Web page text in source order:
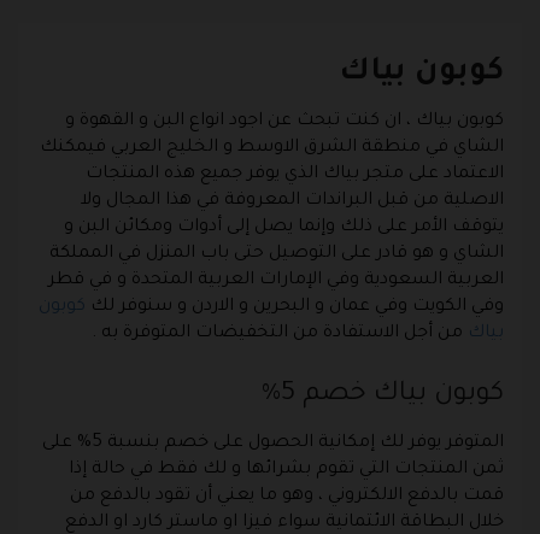
كوبون بياك
كوبون بياك ، ان كنت تبحث عن اجود انواع البن و القهوة و
الشاي في منطقة الشرق الاوسط و الخليج العربي فيمكنك
الاعتماد على متجر بياك الذي يوفر جميع هذه المنتجات
الاصلية من قبل البراندات المعروفة في هذا المجال ولا
يتوقف الأمر على ذلك وإنما يصل إلى أدوات ومكائن البن و
الشاي و هو قادر على التوصيل حتى باب المنزل في المملكة
العربية السعودية وفي الإمارات العربية المتحدة و في قطر
وفي الكويت وفي عمان و البحرين و الاردن و سنوفر لك كوبون
بياك من أجل الاستفادة من التخفيضات المتوفرة به .
كوبون بياك خصم 5%
المتوفر يوفر لك إمكانية الحصول على خصم بنسبة 5% على
ثمن المنتجات التي تقوم بشرائها و لك فقط في حالة إذا
قمت بالدفع الالكتروني ، وهو ما يعني أن تقود بالدفع من
خلال البطاقة الائتمانية سواء فيزا او ماستر كارد او الدفع